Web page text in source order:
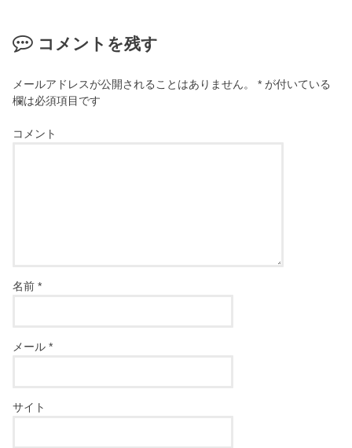
コメントを残す
メールアドレスが公開されることはありません。 * が付いている
欄は必須項目です
コメント
名前*
メール*
サイト